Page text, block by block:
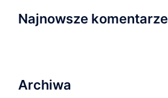
Najnowsze komentarze
Archiwa